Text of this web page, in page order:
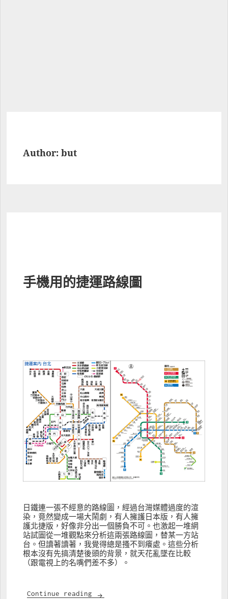
Author: but
手機用的捷運路線圖
日鐵連一張不經意的路線圖，經過台灣媒體過度的渲
染，竟然變成一場大鬧劇，有人擁護日本版，有人擁
護北捷版，好像非分出一個勝負不可。也激起一堆網
站試圖從一堆觀點來分析這兩張路線圖，替某一方站
台。但讀著讀著，我覺得總是搔不到癢處。這些分析
根本沒有先搞清楚後頭的背景，就天花亂墜在比較
（跟電視上的名嘴們差不多）。
Continue reading 手機用的捷運路線圖